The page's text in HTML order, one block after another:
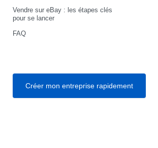
Vendre sur eBay : les étapes clés
pour se lancer
FAQ
Créer mon entreprise rapidement